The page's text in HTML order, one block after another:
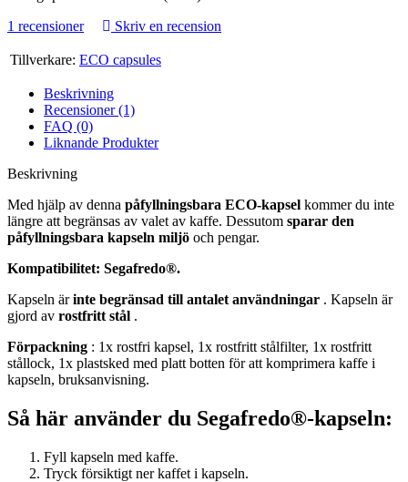
1 recensioner
Skriv en recension
Tillverkare: ECO capsules
Beskrivning
Recensioner (1)
FAQ (0)
Liknande Produkter
Beskrivning
Med hjälp av denna påfyllningsbara ECO-kapsel kommer du inte
längre att begränsas av valet av kaffe. Dessutom sparar den
påfyllningsbara kapseln miljö och pengar.
Kompatibilitet: Segafredo®.
Kapseln ärinte begränsad till antalet användningar . Kapseln är
gjord av rostfritt stål .
Förpackning : 1x rostfri kapsel, 1x rostfritt stålfilter, 1x rostfritt
stållock, 1x plastsked med platt botten för att komprimera kaffe i
kapseln, bruksanvisning.
Så här använder du Segafredo®-kapseln:
Fyll kapseln med kaffe.
Tryck försiktigt ner kaffet i kapseln.